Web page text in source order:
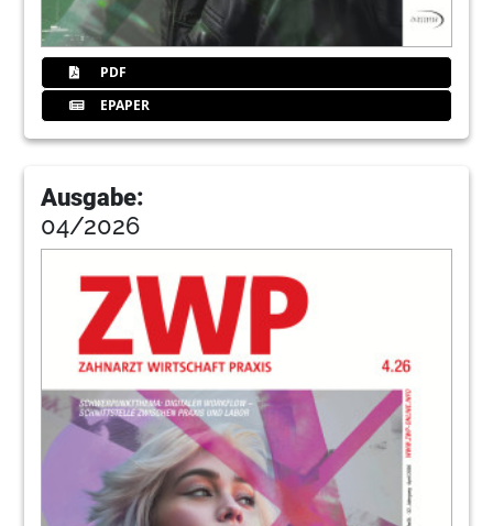
124Duerr
126Ffinanzen
129Kleinanzeigen
Impressum
PDF
EPAPER
Ausgabe:
04/2026